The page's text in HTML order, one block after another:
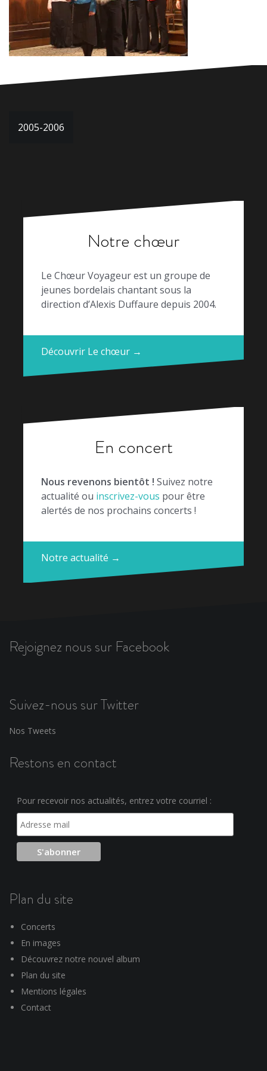
Navigation
2005-2006
Notre chœur
Le Chœur Voyageur est un groupe de
jeunes bordelais chantant sous la
direction d’Alexis Duffaure depuis 2004.
Découvrir Le chœur →
En concert
Nous revenons bientôt ! Suivez notre
actualité ou inscrivez-vous pour être
alertés de nos prochains concerts !
Notre actualité →
Rejoignez nous sur Facebook
Suivez-nous sur Twitter
Nos Tweets
Restons en contact
Pour recevoir nos actualités, entrez votre courriel :
Plan du site
Concerts
En images
Découvrez notre nouvel album
Plan du site
Mentions légales
Contact